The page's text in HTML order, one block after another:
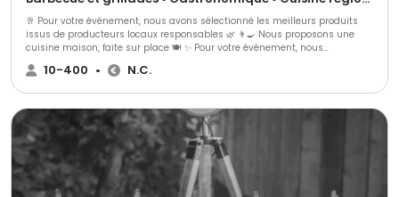
🥂 Pour votre événement, nous avons sélectionné les meilleurs produits
issus de producteurs locaux responsables 🌿 👨‍🍳 Nous proposons une
cuisine maison, faite sur place 🍽️ ✨ Pour votre événement, nous
proposons : 🍢 3 gammes de cocktails dînatoires 🍽️ 3 gammes de repas
assis ➕ Avec une possibilité d’options supplémentaires pour s’adapter au10-400 • N.C.